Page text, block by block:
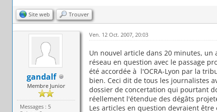
Site web Trouver
gandalf
Membre Junior
Messages : 5
Ven. 12 Oct. 2007, 20:03
Un nouvel article dans 20 minutes, un
réseau en question avec le passage
été accordée à l'OCRA-Lyon par la
bien. Ceci dit de tous les journalistes
dossier de concertation qui pourtant
réellement l'étendue des dégâts
Les articles en question devraient